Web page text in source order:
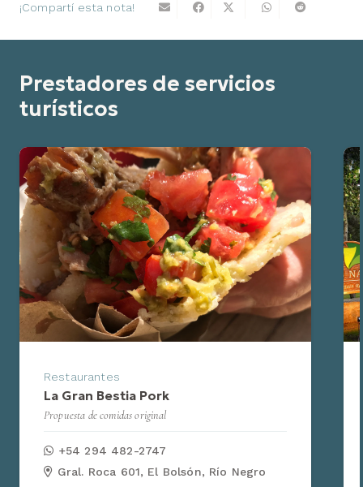
¡Compartí esta nota!
Prestadores de servicios
turísticos
Alojamientos,
Las Nalcas Hotel Boutique & Spa
Hotel Boutique & Spa
54 92944 205555
Ñanco 150 Villa Turismo, El Bolsón